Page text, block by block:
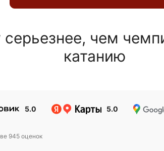
чем
катанию
5.0 5.0
945 оценок